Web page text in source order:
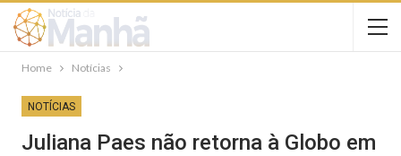
Home Notícias
NOTÍCIAS
Juliana Paes não retorna à Globo em